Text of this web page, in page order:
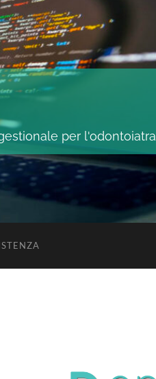
per l'odontoiatra